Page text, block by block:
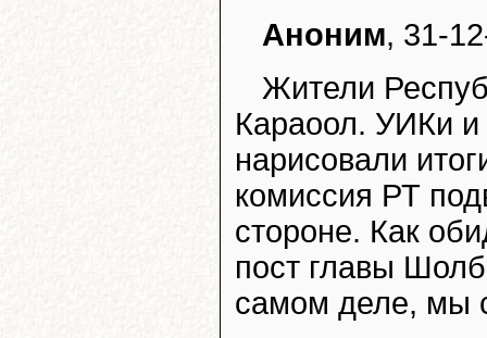
Аноним, 31-
Жители
Караоол. УИКи
нарисовали
комиссия РТ
стороне. Как
пост главы
самом деле, мы